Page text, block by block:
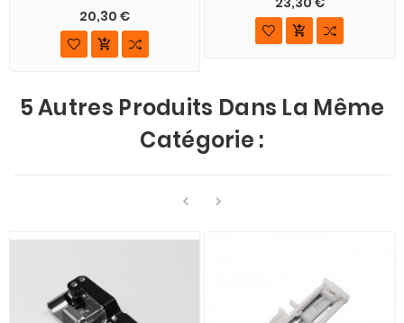
20,30 €

23,30 €

5 Autres Produits Dans La Même
Catégorie :
 